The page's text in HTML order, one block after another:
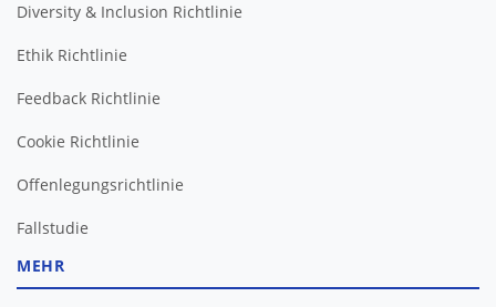
Diversity & Inclusion Richtlinie
Ethik Richtlinie
Feedback Richtlinie
Cookie Richtlinie
Offenlegungsrichtlinie
Fallstudie
MEHR